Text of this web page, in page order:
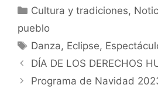
Cultura y tradiciones,
pueblo
Danza, Eclipse,
DÍA DE LOS DERECHOS
Programa de Navidad